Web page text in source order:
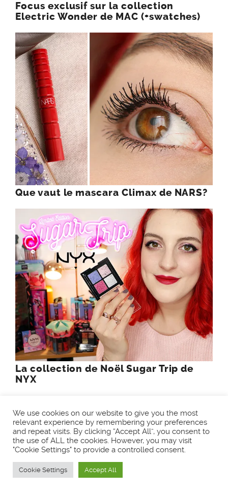
Focus exclusif sur la collection
Electric Wonder de MAC (+swatches)
Que vaut le mascara Climax de NARS?
La collection de Noël Sugar Trip de
NYX
6 COMMENTS
VALÉRIE
We use cookies on our website to give you the most
relevant experience by remembering your preferences
and repeat visits. By clicking “Accept All”, you consent to
the use of ALL the cookies. However, you may visit
"Cookie Settings" to provide a controlled consent.
Cookie Settings Accept All